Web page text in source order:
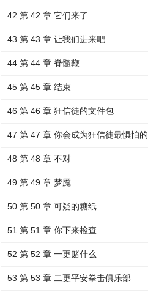
42 第 42 章 它们来了
43 第 43 章 让我们进来吧
44 第 44 章 脊髓鞭
45 第 45 章 结束
46 第 46 章 狂信徒的文件包
47 第 47 章 你会成为狂信徒最惧怕的
48 第 48 章 不对
49 第 49 章 梦魇
50 第 50 章 可疑的糖纸
51 第 51 章 你下来检查
52 第 52 章 一更赌什么
53 第 53 章 二更平安拳击俱乐部